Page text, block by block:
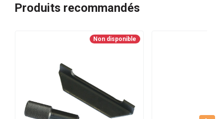
Produits recommandés
Non disponible